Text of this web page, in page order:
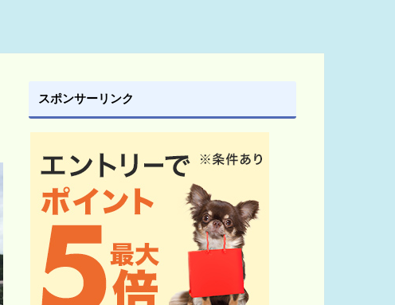
スポンサーリンク